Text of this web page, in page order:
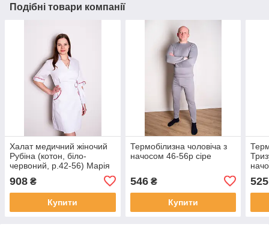
Подібні товари компанії
Халат медичний жіночий
Рубіна (котон, біло-
червоний, р.42-56) Марія
908 ₴
Купити
Термобілизна чоловіча з
начосом 46-56р сіре
546₴
Купити
525